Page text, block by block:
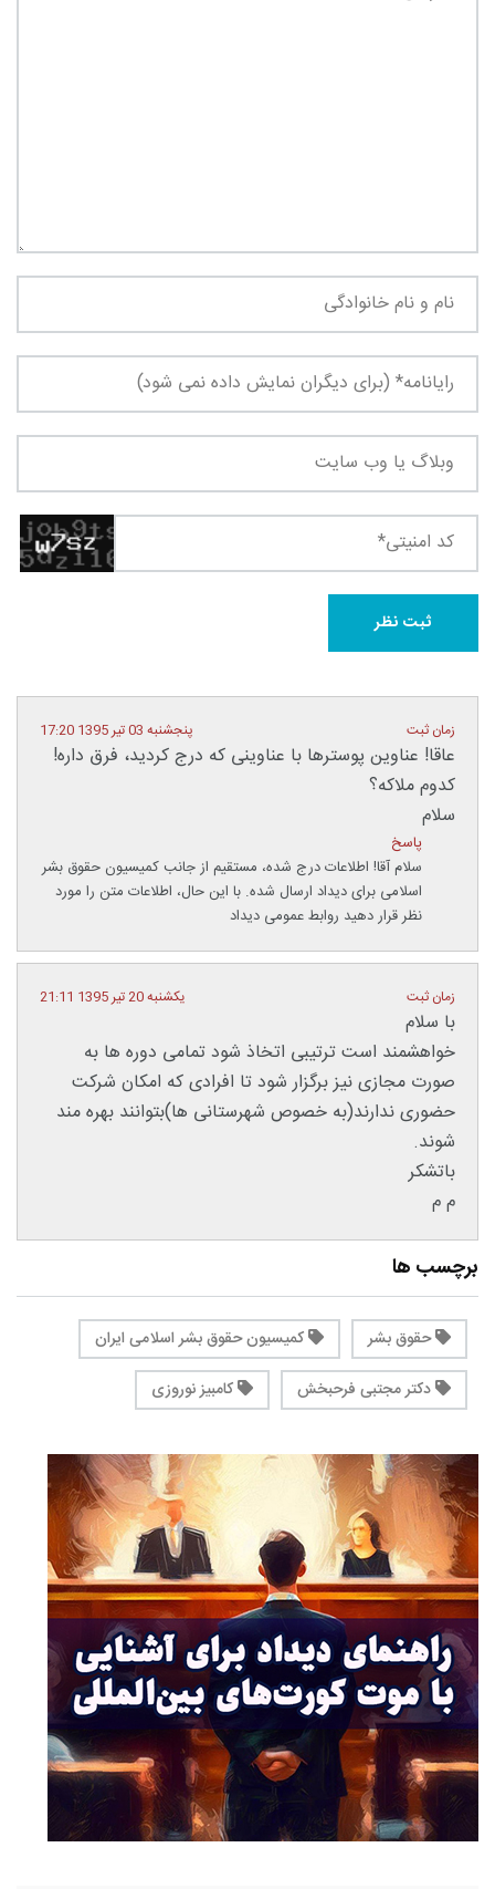
زمان ثبت پنجشنبه 03 تیر 1395 17:20
عاقا! عناوین پوسترها با عناوینی که درج کردید، فرق داره!
کدوم ملاکه؟
سلام
پاسخ
سلام آقا! اطلاعات درج شده، مستقیم از جانب کمیسیون حقوق بشر
اسلامی برای دیداد ارسال شده. با این حال، اطلاعات متن را مورد
نظر قرار دهید روابط عمومی دیداد
زمان ثبت یکشنبه 20 تیر 1395 21:11
با سلام
خواهشمند است ترتیبی اتخاذ شود تمامی دوره ها به
صورت مجازی نیز برگزار شود تا افرادی که امکان شرکت
حضوری ندارند(به خصوص شهرستانی ها)بتوانند بهره مند
شوند.
باتشکر
م م
برچسب ها
حقوق بشر
کمیسیون حقوق بشر اسلامی ایران
دکتر مجتبی فرحبخش
کامبیز نوروزی